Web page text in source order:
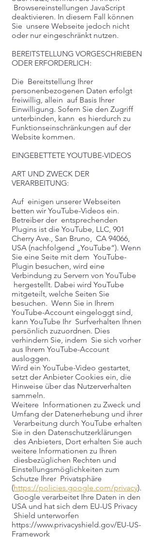
Browsereinstellungen JavaScript
deaktivieren. In diesem Fall können
Sie unsere Webseite jedoch nicht
oder nur eingeschränkt nutzen.
BEREITSTELLUNG VORGESCHRIEBEN
ODER ERFORDERLICH:
Die Bereitstellung Ihrer
personenbezogenen Daten erfolgt
freiwillig, allein auf Basis Ihrer
Einwilligung. Sofern Sie den Zugriff
unterbinden, kann es hierdurch zu
Funktionseinschränkungen auf der
Website kommen.
EINGEBETTETE YOUTUBE-VIDEOS
ART UND ZWECK DER
VERARBEITUNG:
Auf einigen unserer Webseiten
betten wir YouTube-Videos ein.
Betreiber der entsprechenden
Plugins ist die YouTube, LLC, 901
Cherry Ave., San Bruno, CA 94066,
USA (nachfolgend „YouTube“). Wenn
Sie eine Seite mit dem YouTube-
Plugin besuchen, wird eine
Verbindung zu Servern von YouTube
hergestellt. Dabei wird YouTube
mitgeteilt, welche Seiten Sie
besuchen. Wenn Sie in Ihrem
YouTube-Account eingeloggt sind,
kann YouTube Ihr Surfverhalten Ihnen
persönlich zuzuordnen. Dies
verhindern Sie, indem Sie sich vorher
aus Ihrem YouTube-Account
ausloggen.
Wird ein YouTube-Video gestartet,
setzt der Anbieter Cookies ein, die
Hinweise über das Nutzerverhalten
sammeln.
Weitere Informationen zu Zweck und
Umfang der Datenerhebung und ihrer
Verarbeitung durch YouTube erhalten
Sie in den Datenschutzerklärungen
des Anbieters, Dort erhalten Sie auch
weitere Informationen zu Ihren
diesbezüglichen Rechten und
Einstellungsmöglichkeiten zum
Schutze Ihrer Privatsphäre
(https://policies.google.com/privacy).
Google verarbeitet Ihre Daten in den
USA und hat sich dem EU-US Privacy
Shield unterworfen
https://www.privacyshield.gov/EU-US-
Framework